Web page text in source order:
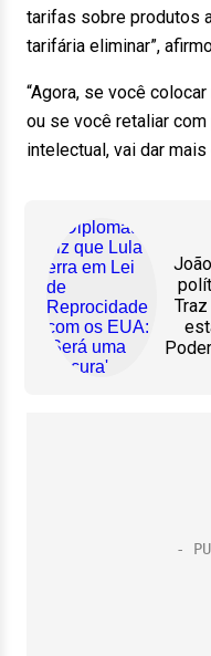
tarifas sobre produtos
tarifária eliminar”,
“Agora, se você
ou se você retaliar
intelectual, vai dar